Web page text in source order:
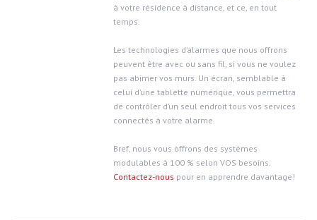
à votre résidence à distance, et ce, en tout
temps.
Les technologies d’alarmes que nous offrons
peuvent être avec ou sans fil, si vous ne voulez
pas abimer vos murs. Un écran, semblable à
celui d’une tablette numérique, vous permettra
de contrôler d’un seul endroit tous vos services
connectés à votre alarme.
Bref, nous vous offrons des systèmes
modulables à 100 % selon VOS besoins.
Contactez-nous pour en apprendre davantage!